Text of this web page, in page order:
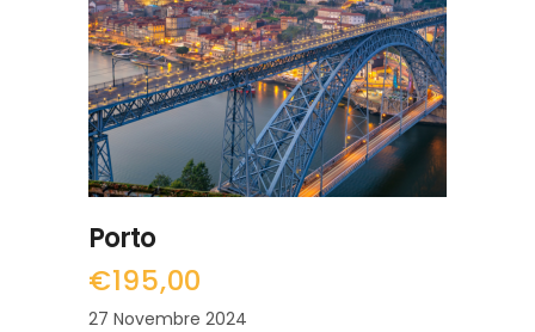
LEGGI TUTTO
Porto
€195,00
27 Novembre 2024